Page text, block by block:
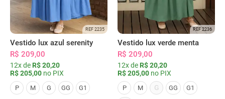
REF 2235
Vestido lux azul serenity
R$ 209,00
12x de R$ 20,20
R$ 205,00 no PIX
P M G GG G1
REF 2236
Vestido lux verde menta
R$ 209,00
12x de R$ 20,20
R$ 205,00 no PIX
P M G GG G1